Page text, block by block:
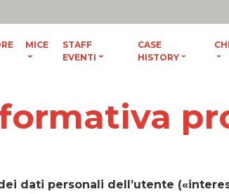
MICE
STAFF
EVENTI
CASE
HISTORY
dati personali dell’utente